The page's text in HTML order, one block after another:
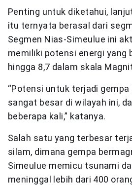
Penting untuk diketahui,
itu ternyata berasal dari
Segmen Nias-Simeulue ini
memiliki potensi energi yang
hingga 8,7 dalam skala
“Potensi untuk terjadi
sangat besar di wilayah ini,
beberapa kali,” katanya.
Salah satu yang terbesar
silam, dimana gempa
Simeulue memicu tsunami
meninggal lebih dari 400